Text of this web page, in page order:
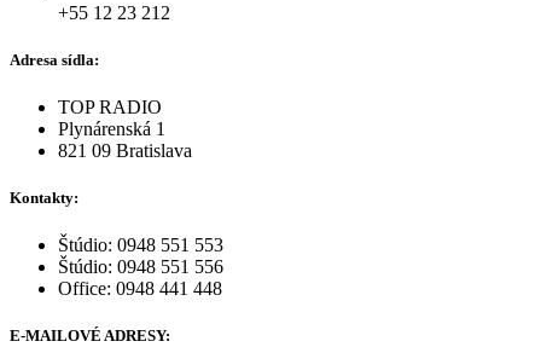
+55 12 23 212
Adresa sídla:
TOP RADIO
Plynárenská 1
821 09 Bratislava
Kontakty:
Štúdio: 0948 551 553
Štúdio: 0948 551 556
Office: 0948 441 448
E-MAILOVÉ ADRESY: